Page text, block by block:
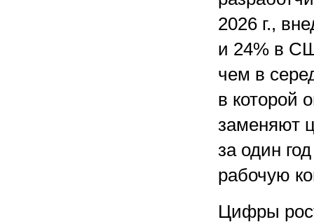
2026 г.,
и 24% в
чем в
в которой
заменяют
за один
рабочую
Цифры